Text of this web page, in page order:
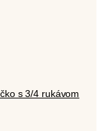
s 3/4 rukávom